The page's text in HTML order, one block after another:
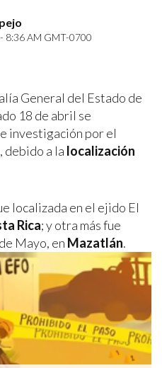
8:36 AM GMT-0700
General del Estado de
18 de abril se
investigación por el
a la localización
localizada en el ejido El
Rica; y otra más fue
Mayo, en Mazatlán.